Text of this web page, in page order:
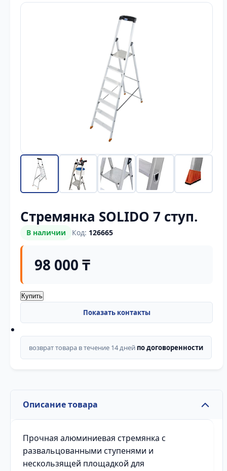
Стремянка SOLIDO 7 ступ.
В наличии Код: 126665
98 000 ₸
Купить
возврат товара в течение 14 дней по договоренности
Описание товара
Прочная алюминиевая стремянка с
развальцованными ступенями и
нескользящей площадкой для